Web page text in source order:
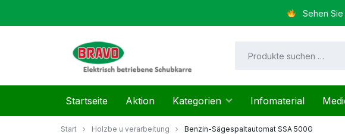
Sehen
Mayer
Helmut
Startseite Aktion Kategorien Infomaterial
Start Holzbe u verarbeitung Benzin-Sägespaltautomat SSA 500G